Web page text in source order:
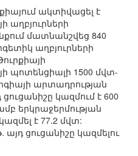
ակտիվացել է
աղբյուրների
մատնանշվեց 840
աղբյուրների
պոտենցիալի 1500 մվտ-
արտադրության
կազմում է 600
երկրաջերմության
է 77.2 մվտ:
ցուցանիշը կազմելու